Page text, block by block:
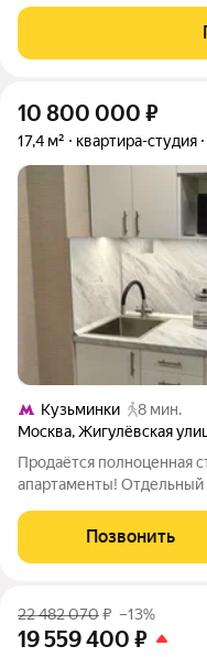
10 800 000 ₽
17,4 м² квартира-студия
Кузьминки
8 мин.
Москва,Жигулёвская
Продаётся полноценная
апартаменты! Отдельный
надбавкой обеспечена.
Позвонить
22 482 070₽ –13%
19 559 400 ₽